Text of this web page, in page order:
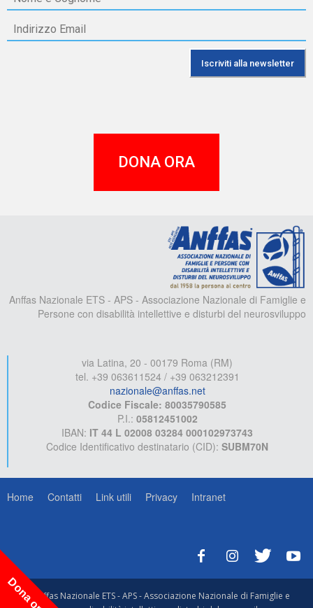
DONA ORA
Anffas Nazionale ETS - APS - Associazione Nazionale di Famiglie e
Persone con disabilità intellettive e disturbi del neurosviluppo
via Latina, 20 - 00179 Roma (RM)
tel. +39 063611524 / +39 063212391
nazionale@anffas.net
Codice Fiscale: 80035790585
P.I.: 05812451002
IBAN: IT 44 L 02008 03284 000102973743
Codice Identificativo destinatario (CID): SUBM70N
Home Contatti Link utili Privacy Intranet
© Anffas Nazionale ETS - APS - Associazione Nazionale di Famiglie e
Dona ora!